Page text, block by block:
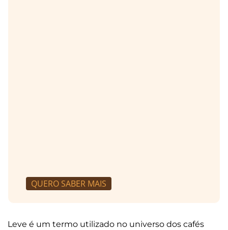
QUERO SABER MAIS
Leve é um termo utilizado no universo dos cafés